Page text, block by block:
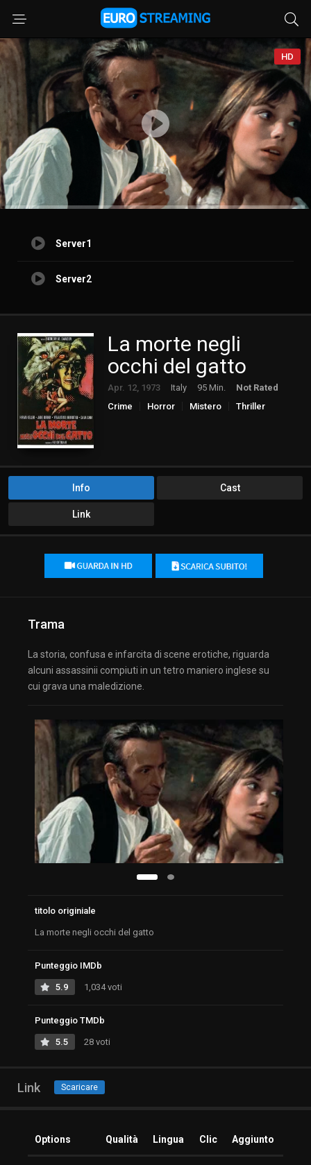
HD
Server1
Server2
La morte negli
occhi del gatto
Apr. 12, 1973 Italy 95 Min.
Not Rated
Crime
Horror Mistero Thriller
Info Cast
Link
Trama
La storia, confusa e infarcita di scene erotiche, riguarda
alcuni assassinii compiuti in un tetro maniero inglese su
cui grava una maledizione.
titolo originiale
La morte negli occhi del gatto
Punteggio IMDb
5.9 1,034 voti
Punteggio TMDb
5.5 28 voti
Link Scaricare
Options Qualità Lingua Clic Aggiunto